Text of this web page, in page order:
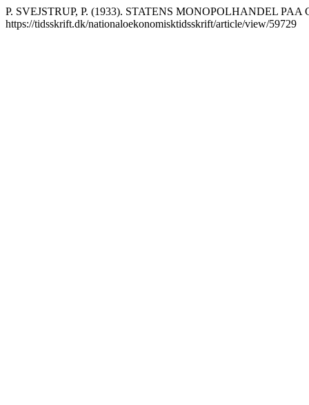
P. SVEJSTRUP, P. (1933). STATENS MONOPOLHANDEL
https://tidsskrift.dk/nationaloekonomisktidsskrift/article/view/59729